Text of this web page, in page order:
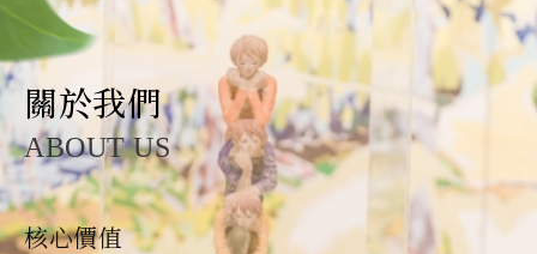
關於我們
ABOUT US
核心價值